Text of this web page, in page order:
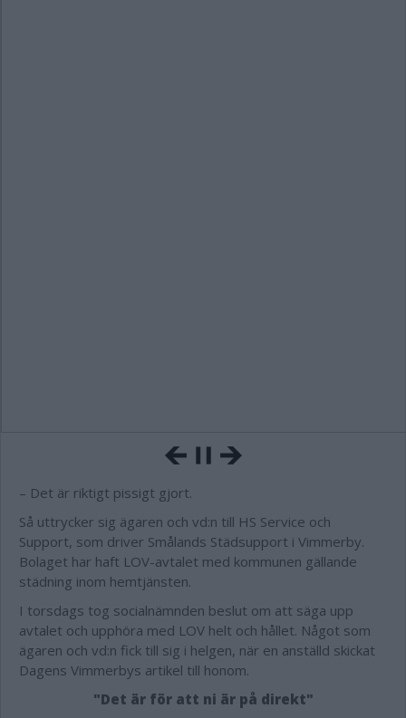
– Det är riktigt pissigt gjort.
Så uttrycker sig ägaren och vd:n till HS Service och
Support, som driver Smålands Städsupport i Vimmerby.
Bolaget har haft LOV-avtalet med kommunen gällande
städning inom hemtjänsten.
I torsdags tog socialnämnden beslut om att säga upp
avtalet och upphöra med LOV helt och hållet. Något som
ägaren och vd:n fick till sig i helgen, när en anställd skickat
Dagens Vimmerbys artikel till honom.
"Det är för att ni är på direkt"